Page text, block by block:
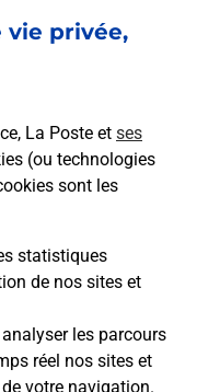
vie privée,
La Poste et ses
(ou technologies
sont les
statistiques
de nos sites et
analyser les parcours
réel nos sites et
votre navigation.